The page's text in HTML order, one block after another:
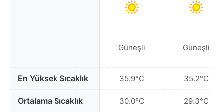
En Yüksek Sıcaklık
Ortalama Sıcaklık
Güneşli
35.9°C
30.0°C
Güneşli
35.2°C
29.3°C